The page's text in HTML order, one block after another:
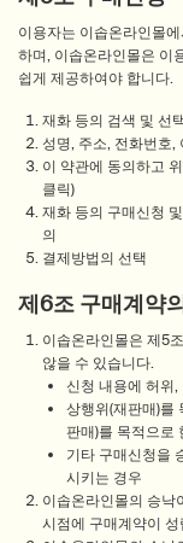
이용자는 이솝온라인몰
하며, 이솝온라인몰은 이
쉽게 제공하여야 합니다.
재화 등의 검색 및 선
성명, 주소, 전화번호,
이 약관에 동의하고
클릭)
재화 등의 구매신청
의
결제방법의 선택
제6조 구매계약
이솝온라인몰은 제5
않을 수 있습니다.
신청 내용에 허위
상행위(재판매)를
판매)를 목적으로
기타 구매신청을
시키는 경우
이솝온라인몰의 승낙
시점에 구매계약이